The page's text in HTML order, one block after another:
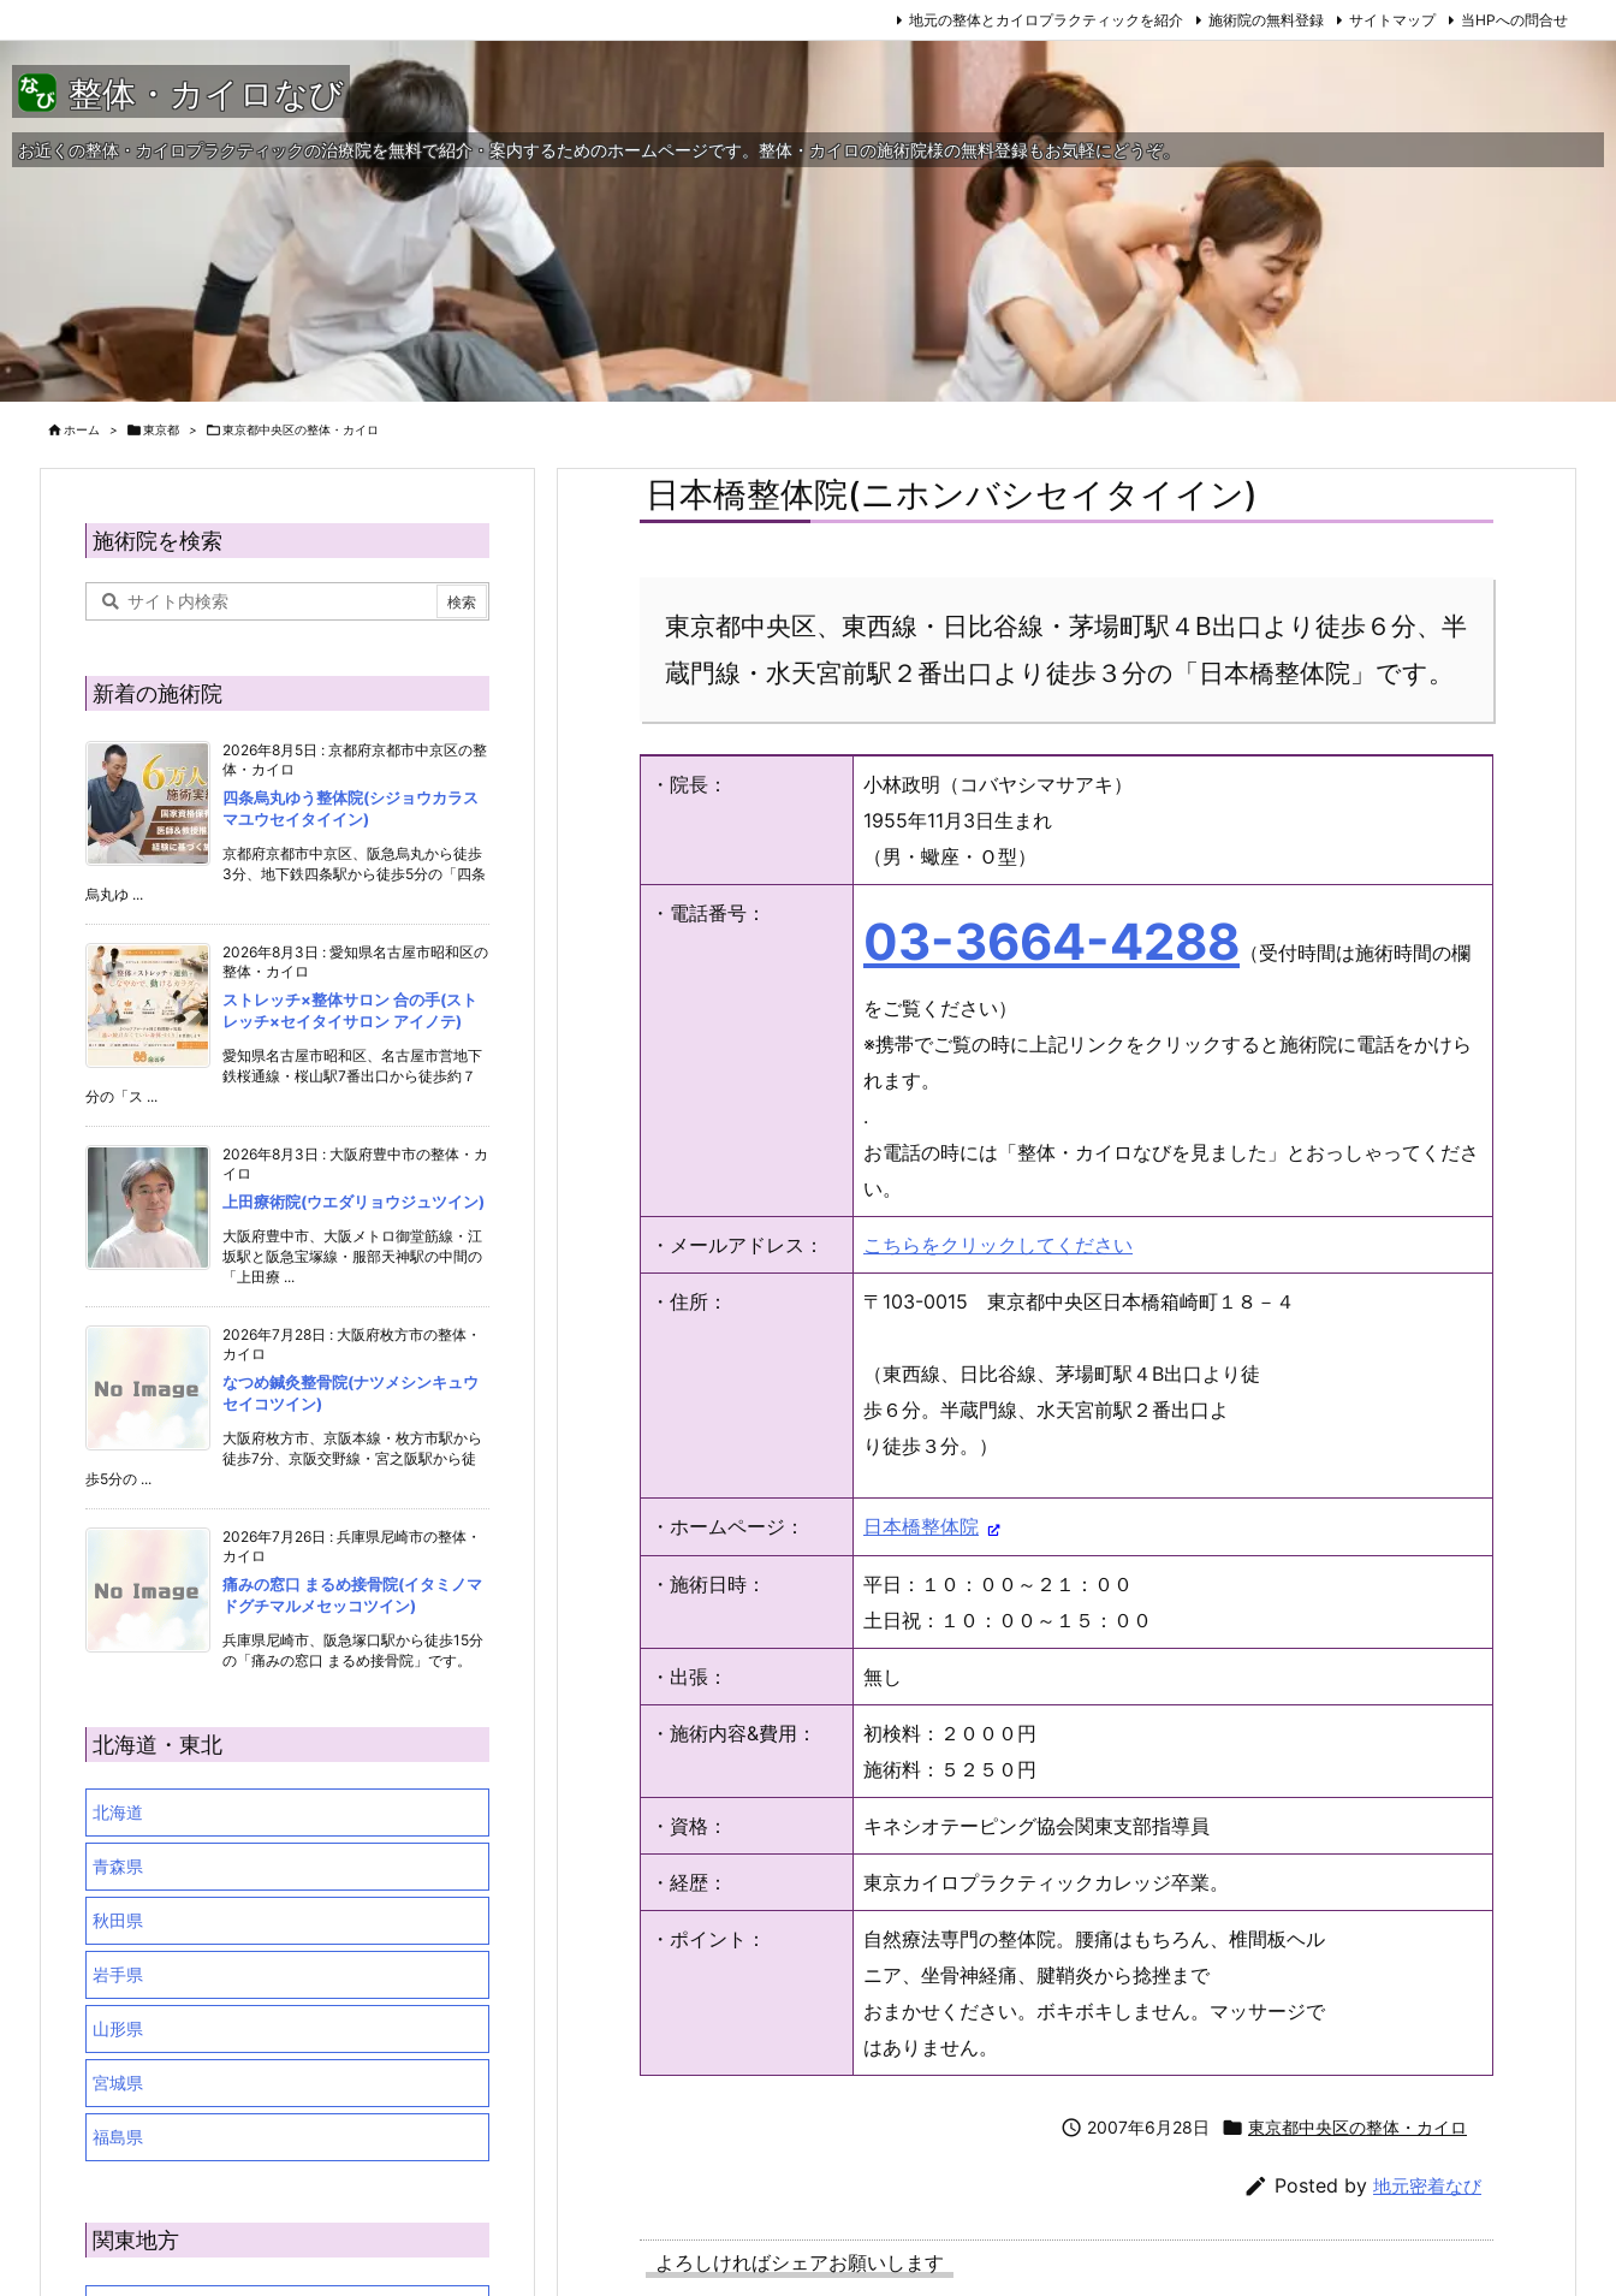
地元の整体とカイロプラクティックを紹介 施術院の無料登録 サイトマップ 当HPへの問合せ
整体・カイロなび
お近くの整体・カイロプラクティックの治療院を無料で紹介・案内するためのホームページです。整体・カイロの施術院様の無料登録もお気軽にどうぞ。
 ホーム > 東京都 > 東京都中央区の整体・カイロ
日本橋整体院(ニホンバシセイタイイン)
東京都中央区、東西線・日比谷線・茅場町駅４B出口より徒歩６分、半
蔵門線・水天宮前駅２番出口より徒歩３分の「日本橋整体院」です。
・院長：
小林政明（コバヤシマサアキ）
1955年11月3日生まれ
（男・蠍座・Ｏ型）
・電話番号： 03-3664-4288 （受付時間は施術時間の欄
をご覧ください）
※携帯でご覧の時に上記リンクをクリックすると施術院に電話をかけら
れます。
.
お電話の時には「整体・カイロなびを見ました」とおっしゃってくださ
い。
・メールアドレス： こちらをクリックしてください
・住所： 〒103-0015 東京都中央区日本橋箱崎町１８－４
（東西線、日比谷線、茅場町駅４B出口より徒
歩６分。半蔵門線、水天宮前駅２番出口よ
り徒歩３分。）
・ホームページ： 日本橋整体院
・施術日時：
平日：１０：００～２１：００
土日祝：１０：００～１５：００
・出張： 無し
・施術内容&費用：
初検料：２０００円
施術料：５２５０円
・資格： キネシオテーピング協会関東支部指導員
・経歴： 東京カイロプラクティックカレッジ卒業。
・ポイント：
自然療法専門の整体院。腰痛はもちろん、椎間板ヘル
ニア、坐骨神経痛、腱鞘炎から捻挫まで
おまかせください。ボキボキしません。マッサージで
はありません。
 2007年6月28日  東京都中央区の整体・カイロ
 Posted by 地元密着なび
よろしければシェアお願いします
施術院を検索
新着の施術院
2026年8月5日 : 京都府京都市中京区の整
体・カイロ
四条烏丸ゆう整体院(シジョウカラス
マユウセイタイイン)
京都府京都市中京区、阪急烏丸から徒歩
3分、地下鉄四条駅から徒歩5分の「四条
烏丸ゆ ...
2026年8月3日 : 愛知県名古屋市昭和区の
整体・カイロ
ストレッチ×整体サロン 合の手(スト
レッチ×セイタイサロン アイノテ)
愛知県名古屋市昭和区、名古屋市営地下
鉄桜通線・桜山駅7番出口から徒歩約７
分の「ス ...
2026年8月3日 : 大阪府豊中市の整体・カ
イロ
上田療術院(ウエダリョウジュツイン)
大阪府豊中市、大阪メトロ御堂筋線・江
坂駅と阪急宝塚線・服部天神駅の中間の
「上田療 ...
2026年7月28日 : 大阪府枚方市の整体・
カイロ
なつめ鍼灸整骨院(ナツメシンキュウ
セイコツイン)
大阪府枚方市、京阪本線・枚方市駅から
徒歩7分、京阪交野線・宮之阪駅から徒
歩5分の ...
2026年7月26日 : 兵庫県尼崎市の整体・
カイロ
痛みの窓口 まるめ接骨院(イタミノマ
ドグチマルメセッコツイン)
兵庫県尼崎市、阪急塚口駅から徒歩15分
の「痛みの窓口 まるめ接骨院」です。
北海道・東北
北海道
青森県
秋田県
岩手県
山形県
宮城県
福島県
関東地方